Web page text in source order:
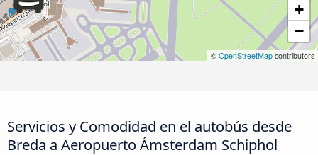
+
−
© OpenStreetMap contributors
Servicios y Comodidad en el autobús desde
Breda a Aeropuerto Ámsterdam Schiphol